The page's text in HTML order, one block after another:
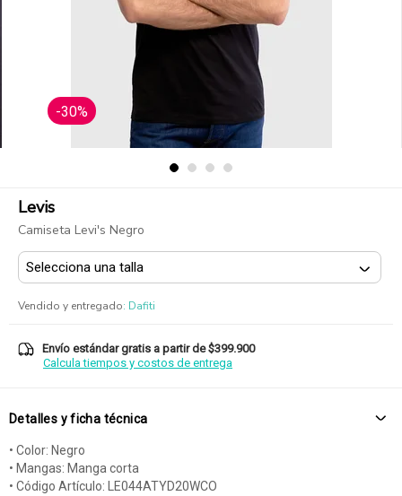
-30%
Levis
Camiseta Levi's Negro
Vendido y entregado: Dafiti
Envío estándar gratis a partir de $399.900
Calcula tiempos y costos de entrega
Detalles y ficha técnica
• Color: Negro
• Mangas: Manga corta
• Código Artículo: LE044ATYD20WCO